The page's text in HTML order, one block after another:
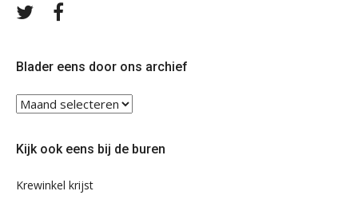
Volg
Blader eens door ons archief
Blader
eens
ons
Kijk ook eens bij de buren
Krewinkel krijst